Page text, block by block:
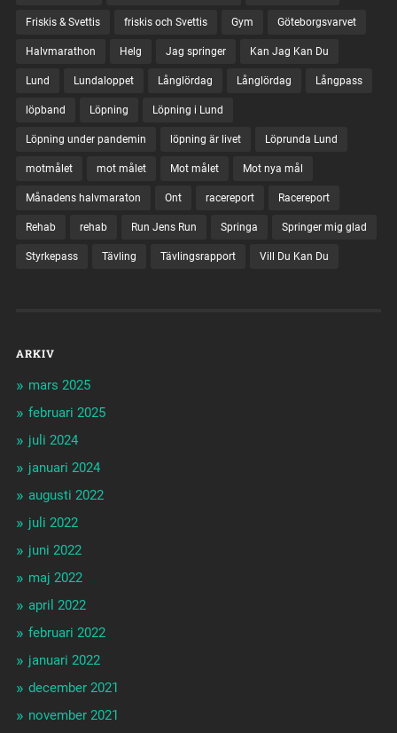
Friskis & Svettis friskis och Svettis Gym Göteborgsvarvet
Halvmarathon Helg Jag springer Kan Jag Kan Du
Lund Lundaloppet Långlördag Långlördag Långpass
löpband Löpning Löpning i Lund
Löpning under pandemin löpning är livet Löprunda Lund
motmålet mot målet Mot målet Mot nya mål
Månadens halvmaraton Ont racereport Racereport
Rehab rehab Run Jens Run Springa Springer mig glad
Styrkepass Tävling Tävlingsrapport Vill Du Kan Du
ARKIV
mars 2025
februari 2025
juli 2024
januari 2024
augusti 2022
juli 2022
juni 2022
maj 2022
april 2022
februari 2022
januari 2022
december 2021
november 2021